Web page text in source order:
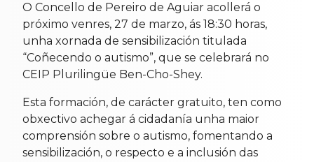
O Concello de Pereiro de Aguiar acollerá o
próximo venres, 27 de marzo, ás 18:30 horas,
unha xornada de sensibilización titulada
“Coñecendo o autismo”, que se celebrará no
CEIP Plurilingüe Ben-Cho-Shey.
Esta formación, de carácter gratuito, ten como
obxectivo achegar á cidadanía unha maior
comprensión sobre o autismo, fomentando a
sensibilización, o respecto e a inclusión das